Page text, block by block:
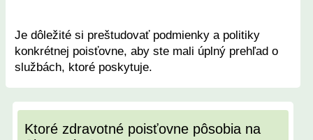
Je dôležité si preštudovať podmienky a politiky
konkrétnej poisťovne, aby ste mali úplný prehľad o
službách, ktoré poskytuje.
Ktoré zdravotné poisťovne pôsobia na